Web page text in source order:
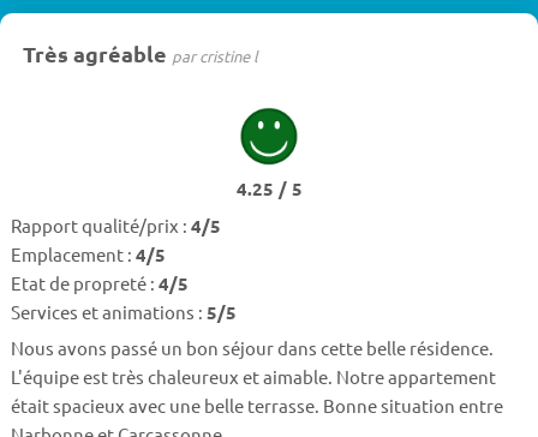
Très agréable par cristine l
4.25 / 5
Rapport qualité/prix : 4/5
Emplacement : 4/5
Etat de propreté : 4/5
Services et animations : 5/5
Nous avons passé un bon séjour dans cette belle résidence.
L'équipe est très chaleureux et aimable. Notre appartement
était spacieux avec une belle terrasse. Bonne situation entre